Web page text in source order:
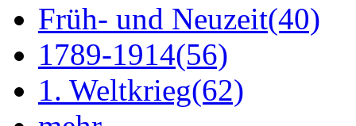
Früh- und Neuzeit(40)
1789-1914(56)
1. Weltkrieg(62)